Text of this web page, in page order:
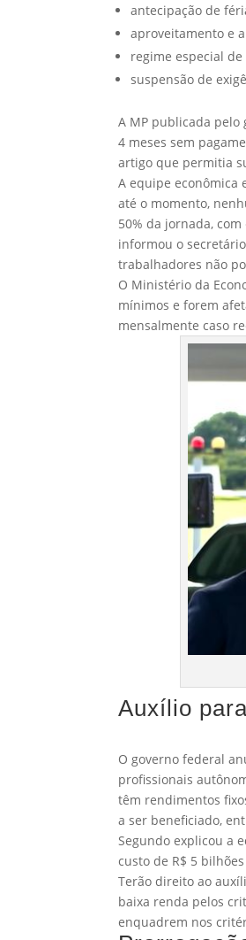
antecipação de
aproveitamento e
regime especial
suspensão de
A MP publicada
4 meses sem
artigo que permitia
A equipe econômica
até o momento,
50% da jornada,
informou o
trabalhadores não
O Ministério da
mínimos e forem
mensalmente caso
Auxílio
O governo federal
profissionais
têm rendimentos
a ser beneficiado,
Segundo explicou a
custo de R$ 5
Terão direito ao
baixa renda pelos
enquadrem nos